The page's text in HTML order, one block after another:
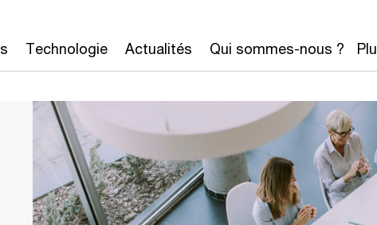
Technologie Actualités Qui sommes-nous ?